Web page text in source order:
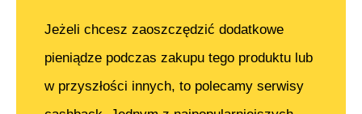
Jeżeli chcesz zaoszczędzić dodatkowe
pieniądze podczas zakupu tego produktu lub
w przyszłości innych, to polecamy serwisy